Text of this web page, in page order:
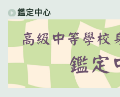
鑑定中心